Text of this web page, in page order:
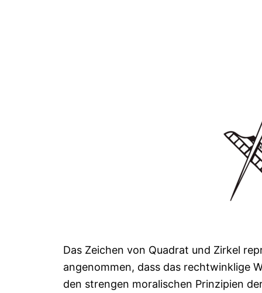
Das Zeichen von Quadrat und Zirkel
angenommen, dass das rechtwinklige
den strengen moralischen Prinzipien